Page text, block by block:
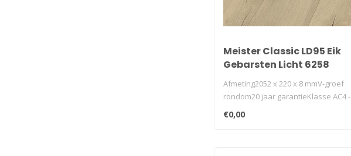
Meister Classic LD95 Eik
Gebarsten Licht 6258
Afmeting2052 x 220 x 8 mmV-groef
rondom20 jaar garantieKlasse AC4 -
32geschikt v..
€0,00